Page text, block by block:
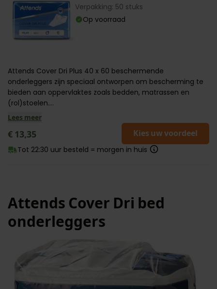
Verpakking: 50 stuks
Op voorraad
Attends Cover Dri Plus 40 x 60 beschermende
onderleggers zijn speciaal ontworpen om bescherming te
bieden aan oppervlaktes zoals bedden, matrassen en
(rol)stoelen....
Lees meer
€ 13,35 Kies uw voordeel
Tot 22:30 uur besteld = morgen in huis
Attends Cover Dri bed
onderleggers